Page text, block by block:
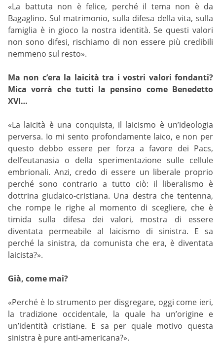
«La battuta non è felice, perché il tema non è da
Bagaglino. Sul matrimonio, sulla difesa della vita, sulla
famiglia è in gioco la nostra identità. Se questi valori
non sono difesi, rischiamo di non essere più credibili
nemmeno sul resto».
Ma non c’era la laicità tra i vostri valori fondanti?
Mica vorrà che tutti la pensino come Benedetto
XVI…
«La laicità è una conquista, il laicismo è un’ideologia
perversa. Io mi sento profondamente laico, e non per
questo debbo essere per forza a favore dei Pacs,
dell’eutanasia o della sperimentazione sulle cellule
embrionali. Anzi, credo di essere un liberale proprio
perché sono contrario a tutto ciò: il liberalismo è
dottrina giudaico-cristiana. Una destra che tentenna,
che rompe le righe al momento di scegliere, che è
timida sulla difesa dei valori, mostra di essere
diventata permeabile al laicismo di sinistra. E sa
perché la sinistra, da comunista che era, è diventata
laicista?».
Già, come mai?
«Perché è lo strumento per disgregare, oggi come ieri,
la tradizione occidentale, la quale ha un’origine e
un’identità cristiane. E sa per quale motivo questa
sinistra è pure anti-americana?».